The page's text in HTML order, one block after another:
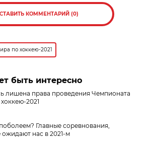
КОММЕНТАРИЙ (0)
по хоккею-2021
быть интересно
лишена права проведения Чемпионата
2021
Главные соревнования,
ожидают нас в 2021-м